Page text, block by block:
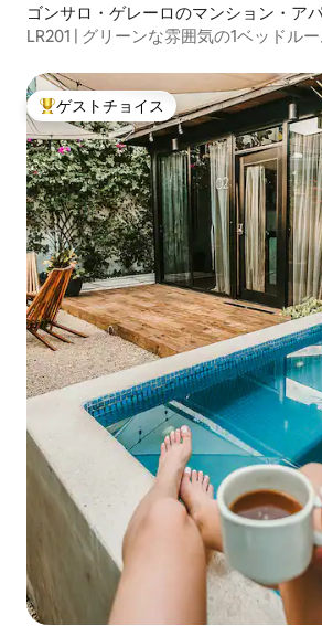
ゴンサロ・ゲレーロのマンション・ア
LR201 | グリーンな雰囲気の1ベッドル
大好評のゲストチョイスです。
ゲストチョイス